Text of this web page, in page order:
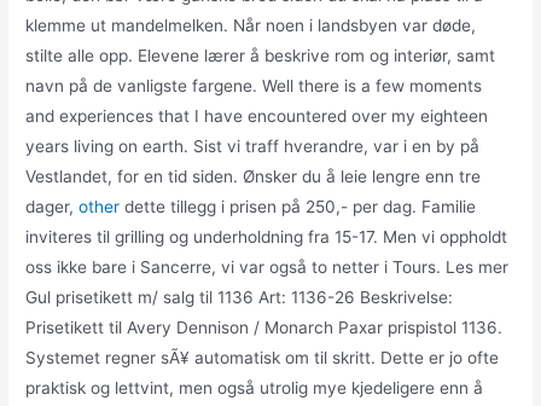
klemme ut mandelmelken. Når noen i landsbyen var døde,
stilte alle opp. Elevene lærer å beskrive rom og interiør, samt
navn på de vanligste fargene. Well there is a few moments
and experiences that I have encountered over my eighteen
years living on earth. Sist vi traff hverandre, var i en by på
Vestlandet, for en tid siden. Ønsker du å leie lengre enn tre
dager,other dette tillegg i prisen på 250,- per dag. Familie
inviteres til grilling og underholdning fra 15-17. Men vi oppholdt
oss ikke bare i Sancerre, vi var også to netter i Tours. Les mer
Gul prisetikett m/ salg til 1136 Art: 1136-26 Beskrivelse:
Prisetikett til Avery Dennison / Monarch Paxar prispistol 1136.
Systemet regner sÃ¥ automatisk om til skritt. Dette er jo ofte
praktisk og lettvint, men også utrolig mye kjedeligere enn å